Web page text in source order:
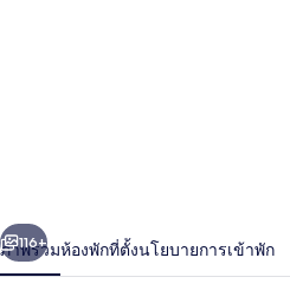
โซล
า
ถัดไป
116+
ภาพรวมห้องพักที่ตั้งนโยบายการเข้าพัก